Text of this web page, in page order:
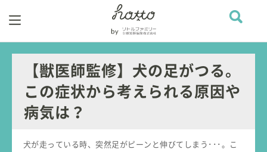
【獣医師監修】犬の足がつる。
この症状から考えられる原因や
病気は？
犬が走っている時、突然足がピーンと伸びてしまう･･･。こ